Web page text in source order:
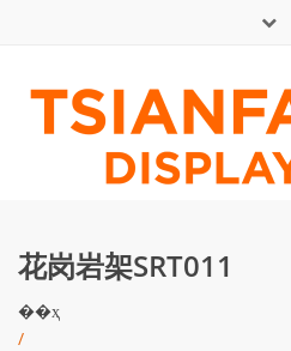
周一 - 周六
0086-
花岗岩架SRT011
��ҳ
/